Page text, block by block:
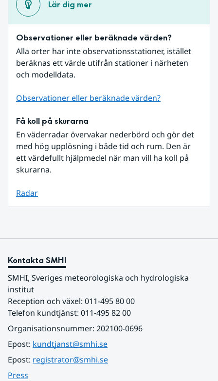
Lär dig mer
Observationer eller beräknade värden?
Alla orter har inte observationsstationer, istället
beräknas ett värde utifrån stationer i närheten
och modelldata.
Observationer eller beräknade värden?
Få koll på skurarna
En väderradar övervakar nederbörd och gör det
med hög upplösning i både tid och rum. Den är
ett värdefullt hjälpmedel när man vill ha koll på
skurarna.
Radar
Kontakta SMHI
SMHI, Sveriges meteorologiska och hydrologiska
institut
Reception och växel: 011-495 80 00
Telefon kundtjänst: 011-495 82 00
Organisationsnummer: 202100-0696
Epost: kundtjanst@smhi.se
Epost: registrator@smhi.se
Press